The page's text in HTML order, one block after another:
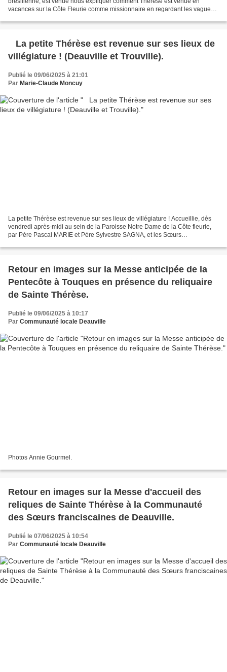
vacances sur la Côte Fleurie comme missionnaire en regardant les vagues
La petite Thérèse est revenue sur ses lieux de
villégiature ! (Deauville et Trouville).
Publié le 09/06/2025 à 21:01
Par Marie-Claude Moncuy
La petite Thérèse est revenue sur ses lieux de villégiature ! Accueillie, dès
vendredi après-midi au sein de la Paroisse Notre Dame de la Côte fleurie,
par Père Pascal MARIE et Père Sylvestre SAGNA, et les Sœurs
Retour en images sur la Messe anticipée de la
Pentecôte à Touques en présence du reliquaire
de Sainte Thérèse.
Publié le 09/06/2025 à 10:17
Par Communauté locale Deauville
Photos Annie Gourmel.
Retour en images sur la Messe d'accueil des
reliques de Sainte Thérèse à la Communauté
des Sœurs franciscaines de Deauville.
Publié le 07/06/2025 à 10:54
Par Communauté locale Deauville